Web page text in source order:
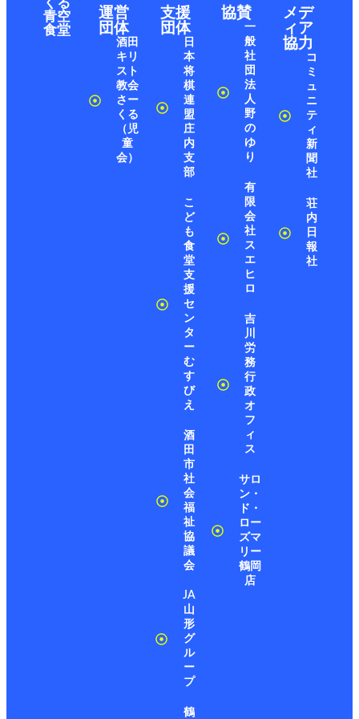
くる
青空
食堂
運営
団体
酒田
キリ
スト
教会
さー
くる
（児
童
会）
支援
団体
日
本
将
棋
連
盟
庄
内
支
部
こ
ど
も
食
堂
支
援
セ
ン
タ
ー
む
す
び
え
酒
田
市
社
会
福
祉
協
議
会
JA
山
形
グ
ル
ー
プ
鶴
協賛
一
般
社
団
法
人
野
の
ゆ
り
有
限
会
社
ス
エ
ヒ
ロ
吉
川
労
務
行
政
オ
フ
ィ
ス
サロ
ン・
ド・
ロー
ズマ
リー
鶴岡
店
メデ
ィア
協力
コ
ミ
ュ
ニ
テ
ィ
新
聞
社
荘
内
日
報
社